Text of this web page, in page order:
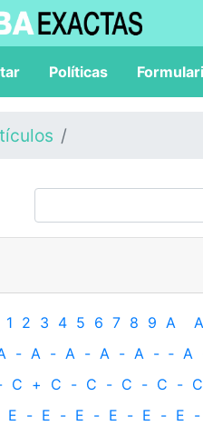
Políticas
1 2 3 4 5 6 7 8 9 A A
- A - A - A - A - ‐ A
C + C - C - C - C - C
E - E - E - E - E - E -